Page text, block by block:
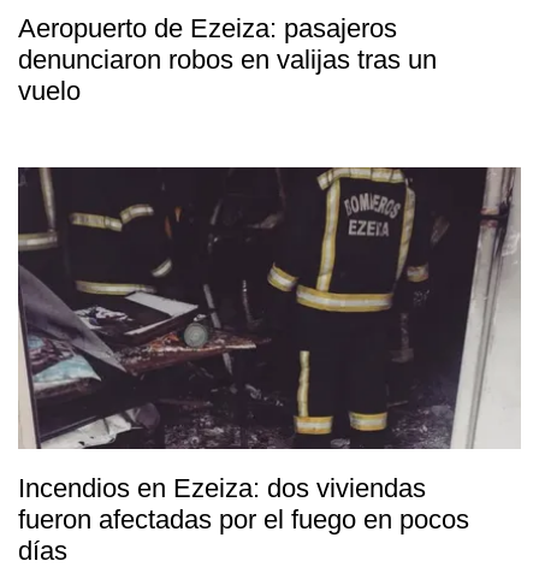
Aeropuerto de Ezeiza: pasajeros
denunciaron robos en valijas tras un
vuelo
Incendios en Ezeiza: dos viviendas
fueron afectadas por el fuego en pocos
días